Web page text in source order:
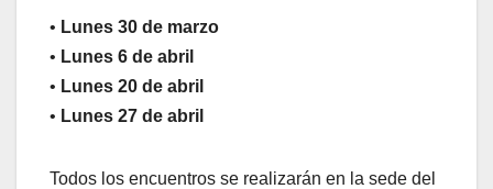
• Lunes 30 de marzo
• Lunes 6 de abril
• Lunes 20 de abril
• Lunes 27 de abril
Todos los encuentros se realizarán en la sede del